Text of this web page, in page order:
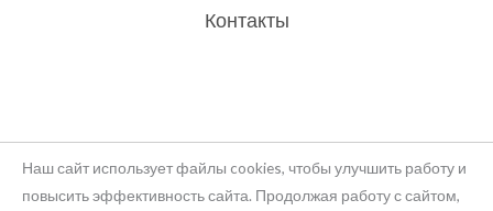
Контакты
Наш сайт использует файлы cookies, чтобы улучшить работу и
повысить эффективность сайта. Продолжая работу с сайтом,